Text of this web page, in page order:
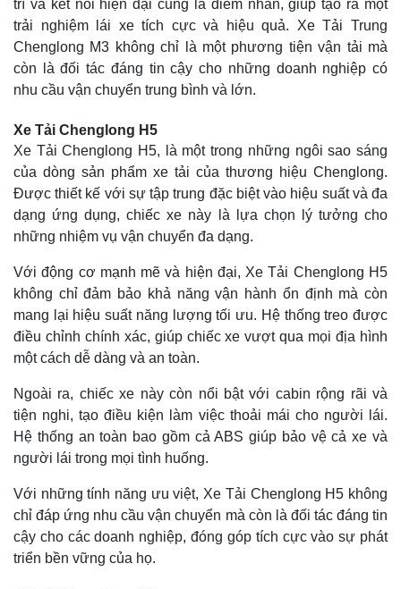
trí và kết nối hiện đại cũng là điểm nhấn, giúp tạo ra một
trải nghiệm lái xe tích cực và hiệu quả. Xe Tải Trung
Chenglong M3 không chỉ là một phương tiện vận tải mà
còn là đối tác đáng tin cậy cho những doanh nghiệp có
nhu cầu vận chuyển trung bình và lớn.
Xe Tải Chenglong H5
Xe Tải Chenglong H5, là một trong những ngôi sao sáng
của dòng sản phẩm xe tải của thương hiệu Chenglong.
Được thiết kế với sự tập trung đặc biệt vào hiệu suất và đa
dạng ứng dụng, chiếc xe này là lựa chọn lý tưởng cho
những nhiệm vụ vận chuyển đa dạng.
Với động cơ mạnh mẽ và hiện đại, Xe Tải Chenglong H5
không chỉ đảm bảo khả năng vận hành ổn định mà còn
mang lại hiệu suất năng lượng tối ưu. Hệ thống treo được
điều chỉnh chính xác, giúp chiếc xe vượt qua mọi địa hình
một cách dễ dàng và an toàn.
Ngoài ra, chiếc xe này còn nổi bật với cabin rộng rãi và
tiện nghi, tạo điều kiện làm việc thoải mái cho người lái.
Hệ thống an toàn bao gồm cả ABS giúp bảo vệ cả xe và
người lái trong mọi tình huống.
Với những tính năng ưu việt, Xe Tải Chenglong H5 không
chỉ đáp ứng nhu cầu vận chuyển mà còn là đối tác đáng tin
cậy cho các doanh nghiệp, đóng góp tích cực vào sự phát
triển bền vững của họ.